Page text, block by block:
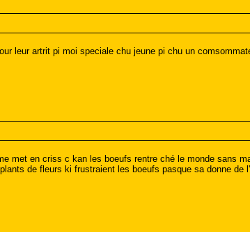
leur artrit pi moi speciale chu jeune pi chu un
met en criss c kan les boeufs rentre ché le monde sans
de fleurs ki frustraient les boeufs pasque sa donne de